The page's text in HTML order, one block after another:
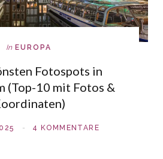
In EUROPA
Fotospots in
(Top-10 mit Fotos &
4 KOMMENTARE